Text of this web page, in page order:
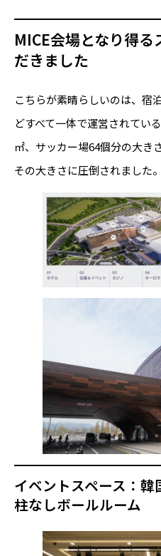
MICE会場となり得
だきました
こちらが素晴らしいのは、宿
どすべて一体で運営されてい
㎡、サッカー場64個分の大き
その大きさに圧倒されました。
イベントスペース：
柱なしボールルーム